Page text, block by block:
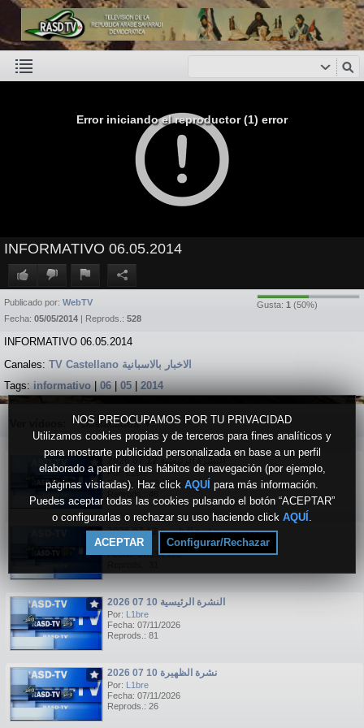
NOS PREOCUPAMOS POR TU PRIVACIDAD
Utilizamos cookies propias y de terceros para fines analíticos y
para mostrarte publicidad personalizada en base a un perfil
elaborado a partir de tus hábitos de navegación (por ejemplo,
páginas visitadas). Haz click AQUÍ para más información.
Puedes aceptar todas las cookies pulsando el botón “ACEPTAR”
o configurarlas o rechazar su uso haciendo click AQUÍ .
ACEPTAR Configurar/Rechazar
Error iniciando el reproductor (1) error
INFORMATIVO 06.05.2014
Gusta: 1 (50%)
Publicado por: WebTV
Fecha: 05/05/2014 | Reprods.: 528
INFORMATIVO 06.05.2014
Canales:
TV Castellano الاخبار بالاسبانية
Tags: informativo | 06 | 05 | 2014
Destacados ▼
النشرة الرئيسية 12 07 2026
Por:L1bre
Fecha: 07/13/2026
Reprods.: 46
نشرة الظهيرة 12 07 2026
Por: L1bre
Fecha: 07/13/2026
النشرة الرئيسية 10 07 2026
Por: L1bre
Fecha: 07/11/2026
Reprods.: 81
نشرة الظهيرة 10 07 2026
Por: L1bre
Fecha: 07/11/2026
Reprods.: 26